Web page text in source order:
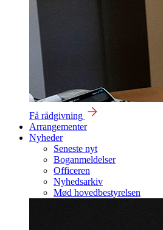
Få rådgivning
Arrangementer
Nyheder
Seneste nyt
Boganmeldelser
Officeren
Nyhedsarkiv
Mød hovedbestyrelsen